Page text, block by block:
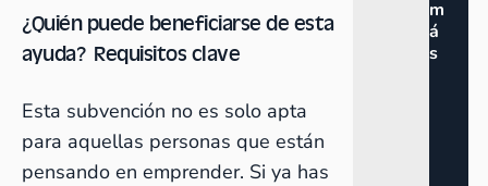
¿Quién puede beneficiarse de esta
ayuda? Requisitos clave
Esta subvención no es solo apta
para aquellas personas que están
pensando en emprender. Si ya has
m
á
s